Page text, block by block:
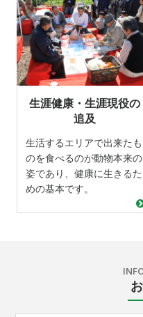
生涯健康・生涯現役の
追及
生活するエリアで出来たも
のを食べるのが動物本来の
姿であり、健康に生きるた
めの基本です。